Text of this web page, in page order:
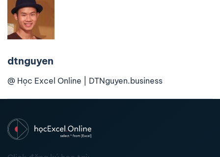
dtnguyen
@ Học Excel Online | DTNguyen.business